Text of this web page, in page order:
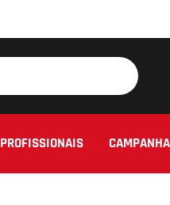
PROFISSIONAIS